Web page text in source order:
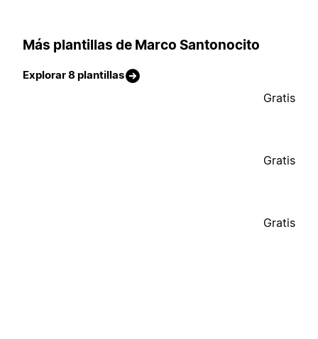
Más plantillas de Marco Santonocito
Explorar 8 plantillas
Gratis
Gratis
Gratis